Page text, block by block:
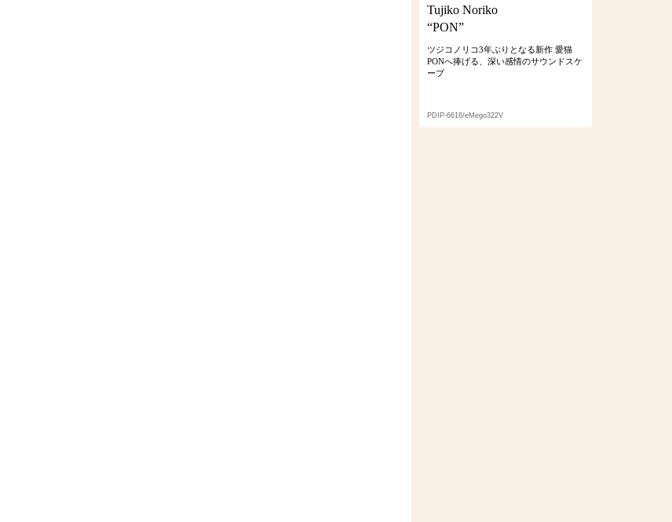
Tujiko Noriko
“PON”
ツジコノリコ3年ぶりとなる新作 愛猫
PONへ捧げる、深い感情のサウンドスケ
ープ
PDIP-6616/eMego322V